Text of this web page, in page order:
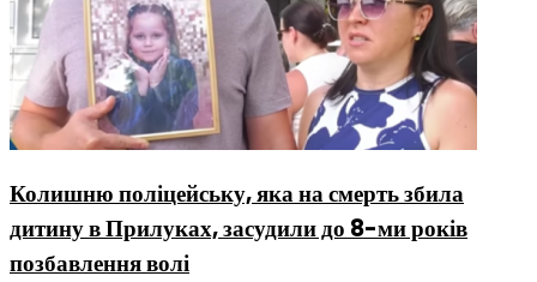
Колишню поліцейську, яка на смерть збила
дитину в Прилуках, засудили до 8-ми років
позбавлення волі